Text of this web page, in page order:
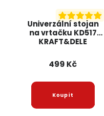
Univerzální stojan
na vrtačku KD517
KRAFT&DELE
499 Kč